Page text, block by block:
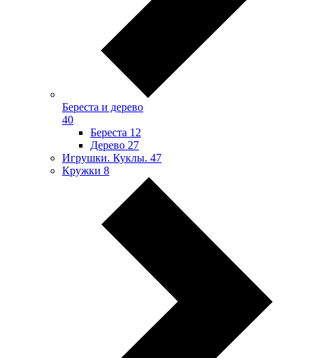
Береста и дерево
40
Береста 12
Дерево 27
Игрушки. Куклы. 47
Кружки 8